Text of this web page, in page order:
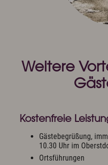
Weitere
Kostenfreie
Gästebegrüßung,
10.30 Uhr im
Ortsführungen